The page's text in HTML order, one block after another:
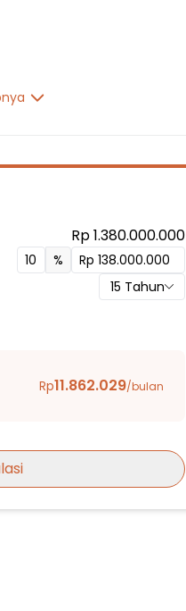
Rp 1.380.000.000
%
15 Tahun
Rp11.862.029/bulan